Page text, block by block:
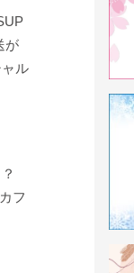
が
ル
フ